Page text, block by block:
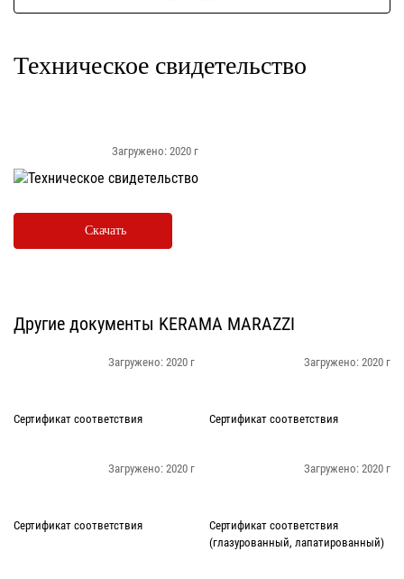
Техническое свидетельство
Загружено: 2020 г
Скачать
Другие документы KERAMA MARAZZI
Загружено: 2020 г
Сертификат соответствия
Загружено: 2020 г
Сертификат соответствия
Загружено: 2020 г
Сертификат соответствия
Загружено: 2020 г
Сертификат соответствия
(глазурованный, лапатированный)